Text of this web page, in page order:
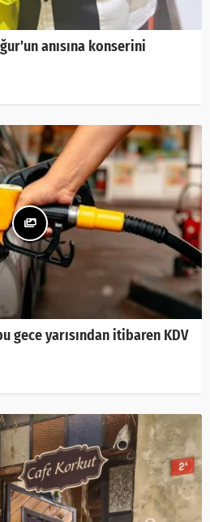
anısına konserini
gece yarısından itibaren KDV